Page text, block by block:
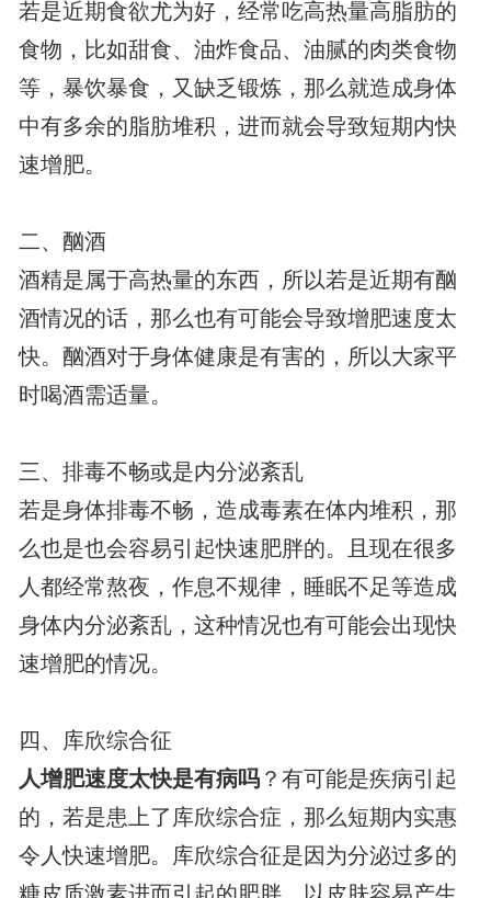
若是近期食欲尤为好，经常吃高热量高脂肪的
食物，比如甜食、油炸食品、油腻的肉类食物
等，暴饮暴食，又缺乏锻炼，那么就造成身体
中有多余的脂肪堆积，进而就会导致短期内快
速增肥。
二、酗酒
酒精是属于高热量的东西，所以若是近期有酗
酒情况的话，那么也有可能会导致增肥速度太
快。酗酒对于身体健康是有害的，所以大家平
时喝酒需适量。
三、排毒不畅或是内分泌紊乱
若是身体排毒不畅，造成毒素在体内堆积，那
么也是也会容易引起快速肥胖的。且现在很多
人都经常熬夜，作息不规律，睡眠不足等造成
身体内分泌紊乱，这种情况也有可能会出现快
速增肥的情况。
四、库欣综合征
人增肥速度太快是有病吗？有可能是疾病引起
的，若是患上了库欣综合症，那么短期内实惠
令人快速增肥。库欣综合征是因为分泌过多的